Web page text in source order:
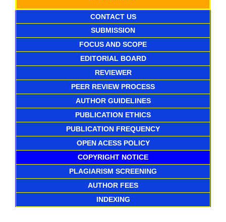
CONTACT US
SUBMISSION
FOCUS AND SCOPE
EDITORIAL BOARD
REVIEWER
PEER REVIEW PROCESS
AUTHOR GUIDELINES
PUBLICATION ETHICS
PUBLICATION FREQUENCY
OPEN ACESS POLICY
COPYRIGHT NOTICE
PLAGIARISM SCREENING
AUTHOR FEES
INDEXING